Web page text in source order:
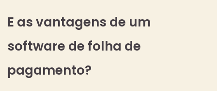
E as vantagens de um
software de folha de
pagamento?